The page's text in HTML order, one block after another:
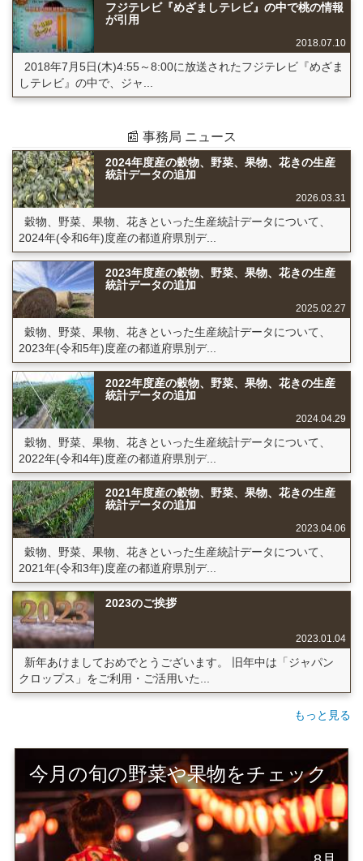
フジテレビ『めざましテレビ』の中で桃の情報
が引用
2018.07.10
2018年7月5日(木)4:55～8:00に放送されたフジテレビ『めざま
しテレビ』の中で、ジャ...
📰 事務局 ニュース
2024年度産の穀物、野菜、果物、花きの生産
統計データの追加
2026.03.31
穀物、野菜、果物、花きといった生産統計データについて、
2024年(令和6年)度産の都道府県別デ...
2023年度産の穀物、野菜、果物、花きの生産
統計データの追加
2025.02.27
穀物、野菜、果物、花きといった生産統計データについて、
2023年(令和5年)度産の都道府県別デ...
2022年度産の穀物、野菜、果物、花きの生産
統計データの追加
2024.04.29
穀物、野菜、果物、花きといった生産統計データについて、
2022年(令和4年)度産の都道府県別デ...
2021年度産の穀物、野菜、果物、花きの生産
統計データの追加
2023.04.06
穀物、野菜、果物、花きといった生産統計データについて、
2021年(令和3年)度産の都道府県別デ...
2023のご挨拶
2023.01.04
新年あけましておめでとうございます。 旧年中は「ジャパン
クロップス」をご利用・ご活用いた...
もっと見る
今月の旬の野菜や果物をチェック